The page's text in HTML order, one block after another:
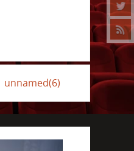
unnamed(6)